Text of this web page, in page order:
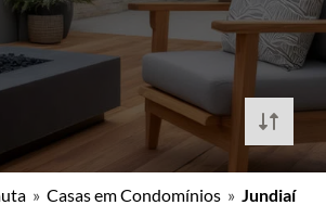
» Casas em Condomínios » Jundiaí